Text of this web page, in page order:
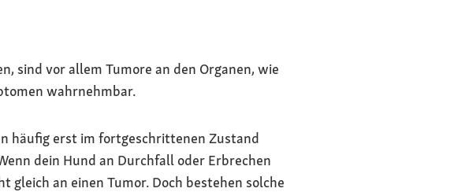
sind vor allem Tumore an den Organen, wie
wahrnehmbar.
häufig erst im fortgeschrittenen Zustand
dein Hund an Durchfall oder Erbrechen
an einen Tumor. Doch bestehen solche